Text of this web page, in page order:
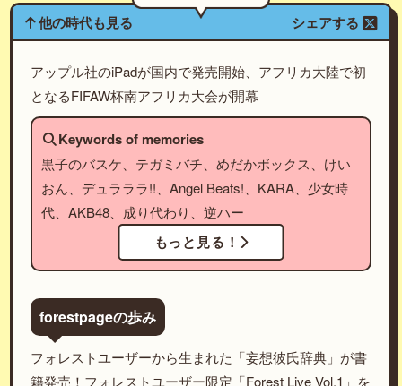
他の時代も見る シェアする
アップル社のiPadが国内で発売開始、アフリカ大陸で初
となるFIFAW杯南アフリカ大会が開幕
Keywords of memories
黒子のバスケ、テガミバチ、めだかボックス、けい
おん、デュラララ!!、Angel Beats!、KARA、少女時
代、AKB48、成り代わり、逆ハー
もっと見る！
forestpageの歩み
フォレストユーザーから生まれた「妄想彼氏辞典」が書
籍発売！フォレストユーザー限定「Forest Live Vol.1」を